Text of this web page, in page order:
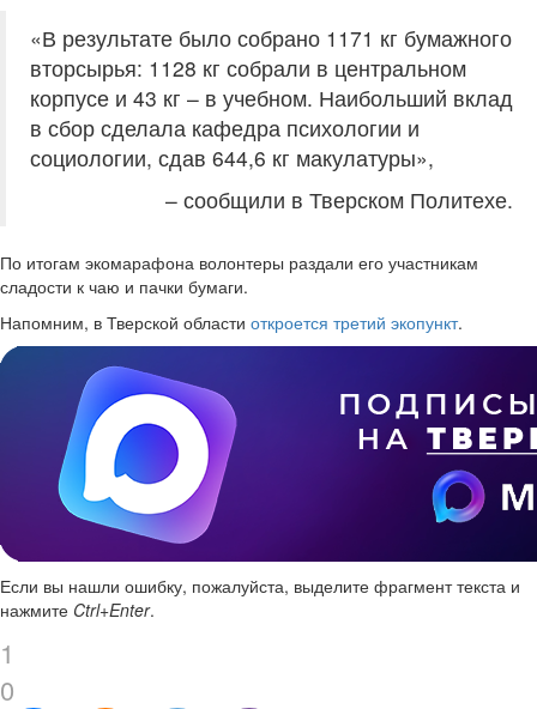
«В результате было собрано 1171 кг бумажного
вторсырья: 1128 кг собрали в центральном
корпусе и 43 кг – в учебном. Наибольший вклад
в сбор сделала кафедра психологии и
социологии, сдав 644,6 кг макулатуры»,
– сообщили в Тверском Политехе.
По итогам экомарафона волонтеры раздали его участникам
сладости к чаю и пачки бумаги.
Напомним, в Тверской области откроется третий экопункт.
Если вы нашли ошибку, пожалуйста, выделите фрагмент текста и
нажмите Ctrl+Enter.
1
0